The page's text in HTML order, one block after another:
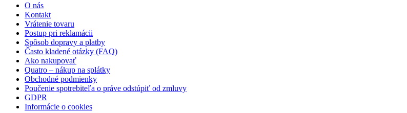
O nás
Kontakt
Vrátenie tovaru
Postup pri reklamácii
Spôsob dopravy a platby
Často kladené otázky (FAQ)
Ako nakupovať
Quatro – nákup na splátky
Obchodné podmienky
Poučenie spotrebiteľa o práve odstúpiť od zmluvy
GDPR
Informácie o cookies